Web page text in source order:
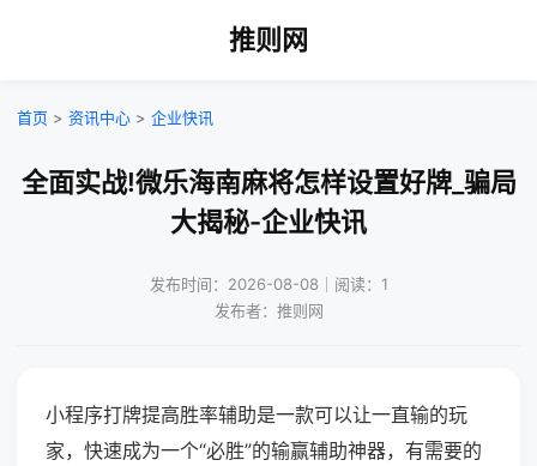
推则网
首页 > 资讯中心 > 企业快讯
全面实战!微乐海南麻将怎样设置好牌_骗局
大揭秘-企业快讯
发布时间：2026-08-08｜阅读：1
发布者：推则网
小程序打牌提高胜率辅助是一款可以让一直输的玩
家，快速成为一个“必胜”的输赢辅助神器，有需要的